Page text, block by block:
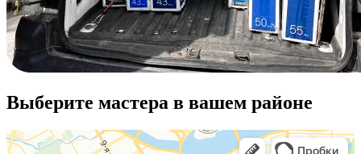
Выберите мастера в вашем районе